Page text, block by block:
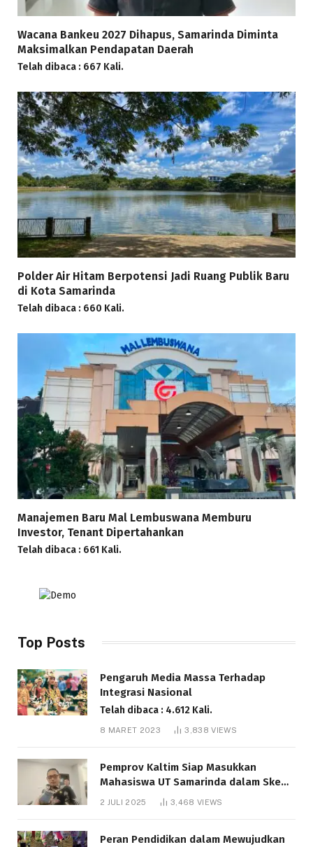
Wacana Bankeu 2027 Dihapus, Samarinda Diminta
Maksimalkan Pendapatan Daerah
Telah dibaca : 667 Kali.
Polder Air Hitam Berpotensi Jadi Ruang Publik Baru
di Kota Samarinda
Telah dibaca : 660 Kali.
Manajemen Baru Mal Lembuswana Memburu
Investor, Tenant Dipertahankan
Telah dibaca : 661 Kali.
Top Posts
Pengaruh Media Massa Terhadap
Integrasi Nasional
Telah dibaca : 4.612 Kali.
8 MARET 2023 3,838VIEWS
Pemprov Kaltim Siap Masukkan
Mahasiswa UT Samarinda dalam Skema
Bantuan Pendidikan Gratispol
2 JULI 2025 3,468 VIEWS
Peran Pendidikan dalam Mewujudkan